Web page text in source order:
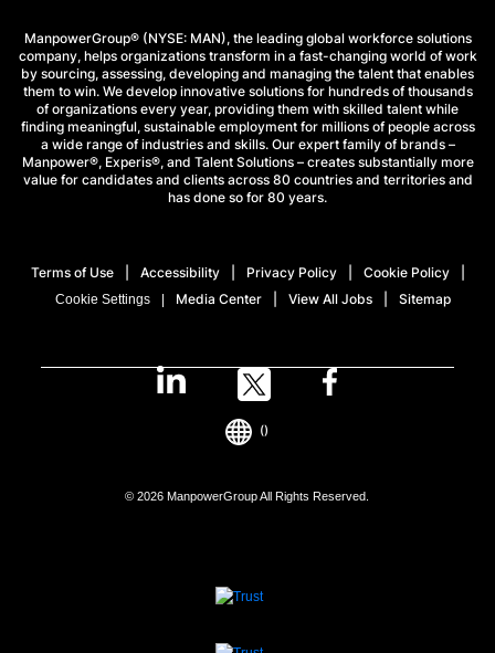
ManpowerGroup® (NYSE: MAN), the leading global workforce solutions
company, helps organizations transform in a fast-changing world of work
by sourcing, assessing, developing and managing the talent that enables
them to win. We develop innovative solutions for hundreds of thousands
of organizations every year, providing them with skilled talent while
finding meaningful, sustainable employment for millions of people across
a wide range of industries and skills. Our expert family of brands –
Manpower®, Experis®, and Talent Solutions – creates substantially more
value for candidates and clients across 80 countries and territories and
has done so for 80 years.
Terms of Use Accessibility Privacy Policy Cookie Policy
Cookie Settings Media Center View All Jobs Sitemap
© 2026 ManpowerGroup All Rights Reserved.
()